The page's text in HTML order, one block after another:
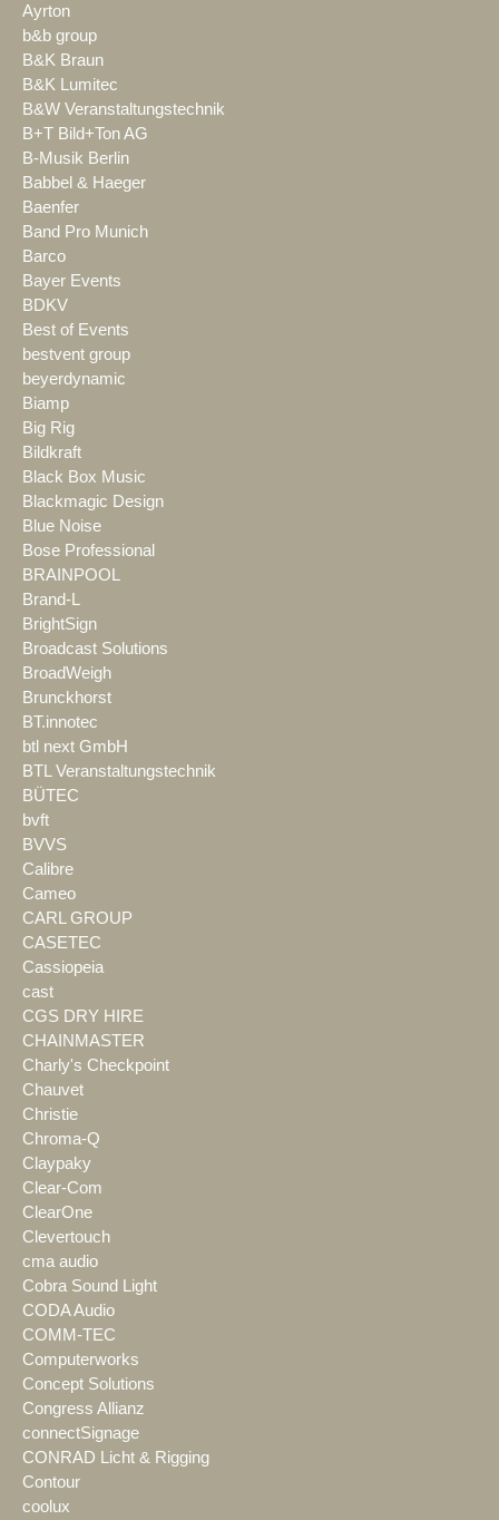
Ayrton
b&b group
B&K Braun
B&K Lumitec
B&W Veranstaltungstechnik
B+T Bild+Ton AG
B-Musik Berlin
Babbel & Haeger
Baenfer
Band Pro Munich
Barco
Bayer Events
BDKV
Best of Events
bestvent group
beyerdynamic
Biamp
Big Rig
Bildkraft
Black Box Music
Blackmagic Design
Blue Noise
Bose Professional
BRAINPOOL
Brand-L
BrightSign
Broadcast Solutions
BroadWeigh
Brunckhorst
BT.innotec
btl next GmbH
BTL Veranstaltungstechnik
BÜTEC
bvft
BVVS
Calibre
Cameo
CARL GROUP
CASETEC
Cassiopeia
cast
CGS DRY HIRE
CHAINMASTER
Charly's Checkpoint
Chauvet
Christie
Chroma-Q
Claypaky
Clear-Com
ClearOne
Clevertouch
cma audio
Cobra Sound Light
CODA Audio
COMM-TEC
Computerworks
Concept Solutions
Congress Allianz
connectSignage
CONRAD Licht & Rigging
Contour
coolux